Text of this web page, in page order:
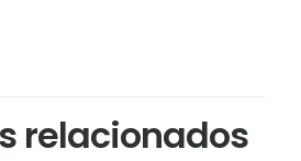
relacionados